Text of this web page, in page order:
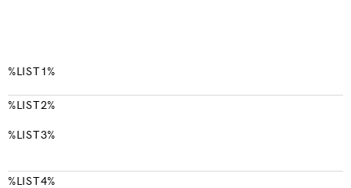
%LIST1%
%LIST2%
%LIST3%
%LIST4%